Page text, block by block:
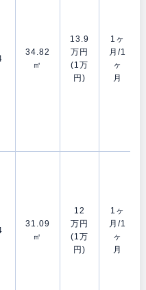
34.82
㎡
13.9
万円
(1万
円)
1ヶ
月/1
ヶ
月
31.09
㎡
12
万円
(1万
円)
1ヶ
月/1
ヶ
月